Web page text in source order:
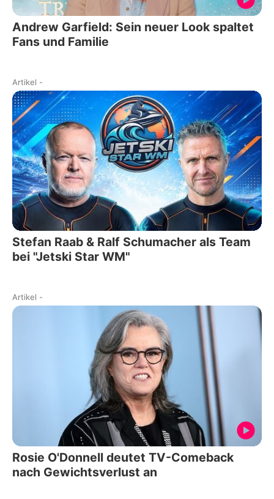
Andrew Garfield: Sein neuer Look spaltet
Fans und Familie
Artikel -
Stefan Raab & Ralf Schumacher als Team
bei "Jetski Star WM"
Artikel -
Rosie O'Donnell deutet TV-Comeback
nach Gewichtsverlust an